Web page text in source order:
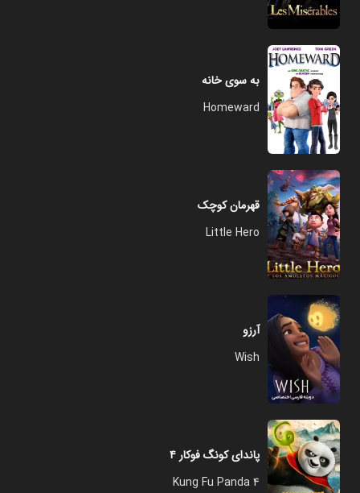
به سوی خانه
Homeward
قهرمان کوچک
Little Hero
آرزو
Wish
پاندای کونگ فوکار ۴
Kung Fu Panda 4